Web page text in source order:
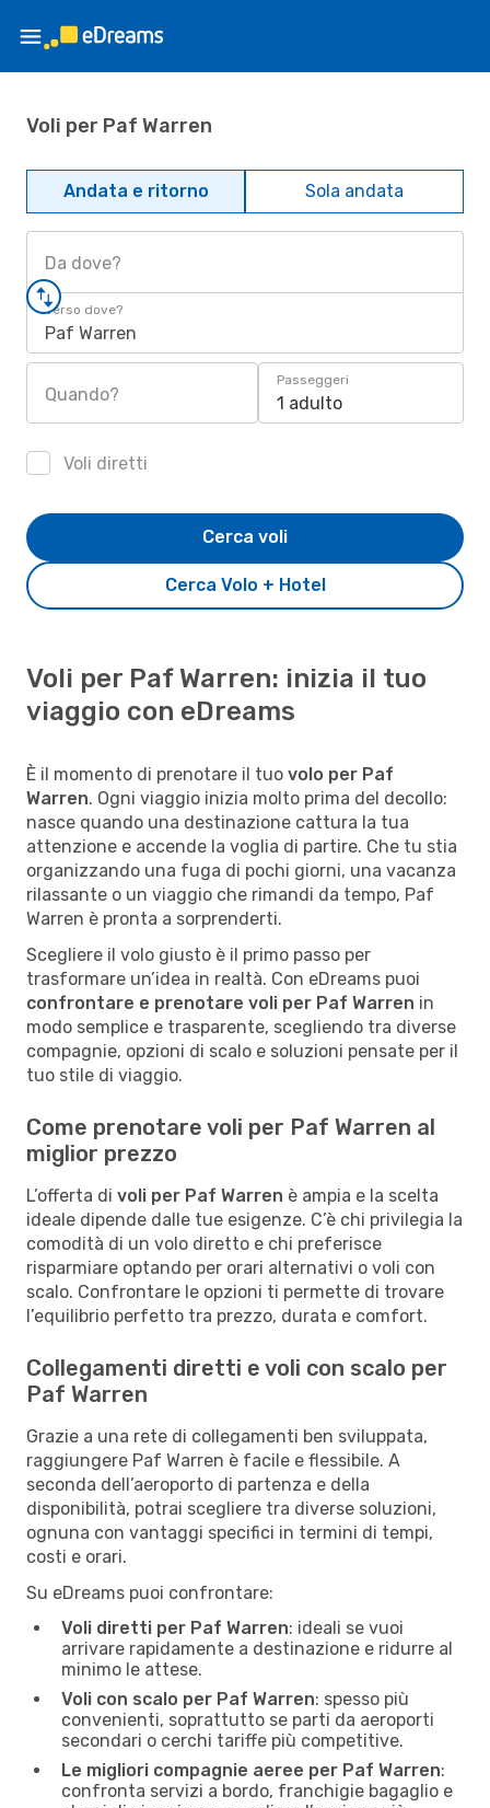
Voli per Paf Warren
Andata e ritorno Sola andata
Da dove?
Verso dove?
Paf Warren
Quando?
Passeggeri
1 adulto
Voli diretti
Cerca Volo + Hotel
Cerca voli
Voli per Paf Warren: inizia il tuo
viaggio con eDreams
È il momento di prenotare il tuo volo per Paf
Warren. Ogni viaggio inizia molto prima del decollo:
nasce quando una destinazione cattura la tua
attenzione e accende la voglia di partire. Che tu stia
organizzando una fuga di pochi giorni, una vacanza
rilassante o un viaggio che rimandi da tempo, Paf
Warren è pronta a sorprenderti.
Scegliere il volo giusto è il primo passo per
trasformare un’idea in realtà. Con eDreams puoi
confrontare e prenotare voli per Paf Warren in
modo semplice e trasparente, scegliendo tra diverse
compagnie, opzioni di scalo e soluzioni pensate per il
tuo stile di viaggio.
Come prenotare voli per Paf Warren al
miglior prezzo
L’offerta di voli per Paf Warren è ampia e la scelta
ideale dipende dalle tue esigenze. C’è chi privilegia la
comodità di un volo diretto e chi preferisce
risparmiare optando per orari alternativi o voli con
scalo. Confrontare le opzioni ti permette di trovare
l’equilibrio perfetto tra prezzo, durata e comfort.
Collegamenti diretti e voli con scalo per
Paf Warren
Grazie a una rete di collegamenti ben sviluppata,
raggiungere Paf Warren è facile e flessibile. A
seconda dell’aeroporto di partenza e della
disponibilità, potrai scegliere tra diverse soluzioni,
ognuna con vantaggi specifici in termini di tempi,
costi e orari.
Su eDreams puoi confrontare:
Voli diretti per Paf Warren: ideali se vuoi
arrivare rapidamente a destinazione e ridurre al
minimo le attese.
Voli con scalo per Paf Warren: spesso più
convenienti, soprattutto se parti da aeroporti
secondari o cerchi tariffe più competitive.
Le migliori compagnie aeree per Paf Warren:
confronta servizi a bordo, franchigie bagaglio e